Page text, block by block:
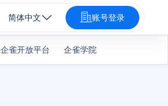
简体中文 账号登录
企雀开放平台 企雀学院